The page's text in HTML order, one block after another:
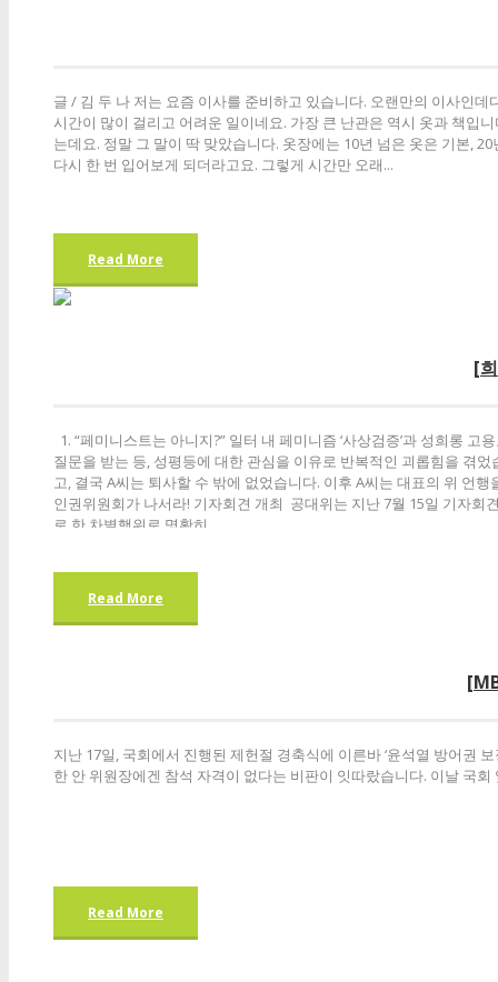
글 / 김 두 나 저는 요즘 이사를 준비하고 있습니다. 오랜만의 이사인
시간이 많이 걸리고 어려운 일이네요. 가장 큰 난관은 역시 옷과 책입
는데요. 정말 그 말이 딱 맞았습니다. 옷장에는 10년 넘은 옷은 기본,
다시 한 번 입어보게 되더라고요. 그렇게 시간만 오래...
Read More
[
1. “페미니스트는 아니지?” 일터 내 페미니즘 ‘사상검증’과 성희롱
질문을 받는 등, 성평등에 대한 관심을 이유로 반복적인 괴롭힘을 겪
고, 결국 A씨는 퇴사할 수 밖에 없었습니다. 이후 A씨는 대표의 위 언
인권위원회가 나서라! 기자회견 개최 공대위는 지난 7월 15일 기자회
로 한 차별행위로 명확히...
Read More
지난 17일, 국회에서 진행된 제헌절 경축식에 이른바 ‘윤석열 방어권
한 안 위원장에겐 참석 자격이 없다는 비판이 잇따랐습니다. 이날 국
Read More